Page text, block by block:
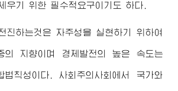
우기 위한 필수적요구이기도 하다.
진하는것은 자주성을 실현하기 위하여
의 지향이며 경제발전의 높은 속도는
법칙성이다. 사회주의사회에서 국가와